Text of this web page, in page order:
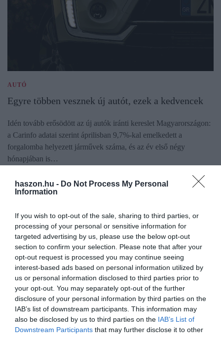
haszon.hu - Do Not Process My Personal
Information
If you wish to opt-out of the sale, sharing to third parties, or
processing of your personal or sensitive information for
targeted advertising by us, please use the below opt-out
section to confirm your selection. Please note that after your
opt-out request is processed you may continue seeing
interest-based ads based on personal information utilized by
us or personal information disclosed to third parties prior to
your opt-out. You may separately opt-out of the further
disclosure of your personal information by third parties on the
IAB’s list of downstream participants. This information may
also be disclosed by us to third parties on the IAB’s List of
Downstream Participants that may further disclose it to other
AUTÓ
Egyre többen vesznek új autót, ezek a kedvencek
Idén tovább erősödött az új autók iránti kereslet Magyarországon:
a Carinfo adatai szerint áprilisban 9,7%-kal emelkedett a
forgalomba helyezett járművek száma, és az év első négy
hónapjában is…